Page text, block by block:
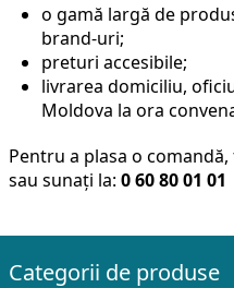
o gamă largă de
brand-uri;
preturi accesibile;
livrarea domiciliu,
Moldova la ora
Pentru a plasa o
sau sunați la: 0 60 80 01 01
Categorii de produse